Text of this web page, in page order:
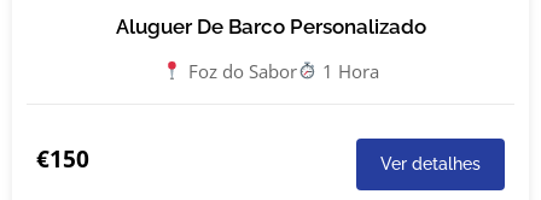
Aluguer De Barco Personalizado
Foz do Sabor
1 Hora
€150 Ver detalhes